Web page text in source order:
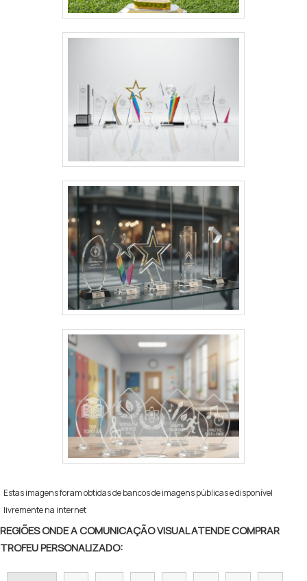
Estas imagens foram obtidas de bancos de imagens públicas e disponível
livremente na internet
REGIÕES ONDE A COMUNICAÇÃO VISUAL ATENDE COMPRAR
TROFEU PERSONALIZADO: